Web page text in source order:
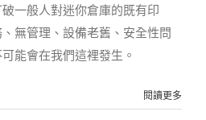
一般人對迷你倉庫的既有印
無管理、設備老舊、安全性問
能會在我們這裡發生。
閱讀更多